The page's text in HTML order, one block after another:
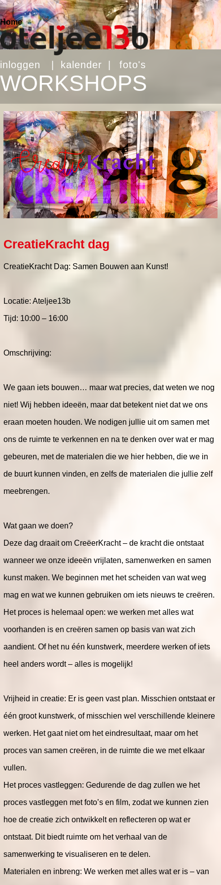
CreatieKracht dag
CreatieKracht Dag: Samen Bouwen aan Kunst!
Locatie: Ateljee13b
Tijd: 10:00 – 16:00
Omschrijving:
We gaan iets bouwen… maar wat precies, dat weten we nog
niet! Wij hebben ideeën, maar dat betekent niet dat we ons
eraan moeten houden. We nodigen jullie uit om samen met
ons de ruimte te verkennen en na te denken over wat er mag
gebeuren, met de materialen die we hier hebben, die we in
de buurt kunnen vinden, en zelfs de materialen die jullie zelf
meebrengen.
Wat gaan we doen?
Deze dag draait om CreëerKracht – de kracht die ontstaat
wanneer we onze ideeën vrijlaten, samenwerken en samen
kunst maken. We beginnen met het scheiden van wat weg
mag en wat we kunnen gebruiken om iets nieuws te creëren.
Het proces is helemaal open: we werken met alles wat
voorhanden is en creëren samen op basis van wat zich
aandient. Of het nu één kunstwerk, meerdere werken of iets
heel anders wordt – alles is mogelijk!
Vrijheid in creatie: Er is geen vast plan. Misschien ontstaat er
één groot kunstwerk, of misschien wel verschillende kleinere
werken. Het gaat niet om het eindresultaat, maar om het
proces van samen creëren, in de ruimte die we met elkaar
vullen.
Het proces vastleggen: Gedurende de dag zullen we het
proces vastleggen met foto’s en film, zodat we kunnen zien
hoe de creatie zich ontwikkelt en reflecteren op wat er
ontstaat. Dit biedt ruimte om het verhaal van de
samenwerking te visualiseren en te delen.
Materialen en inbreng: We werken met alles wat er is – van
inloggen kalender foto's
WORKSHOPS
Home